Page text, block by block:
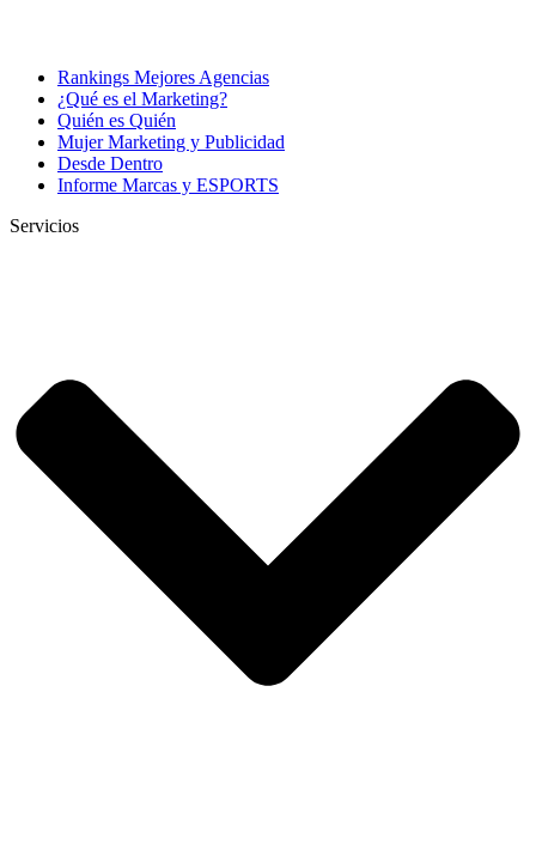
Rankings Mejores Agencias
¿Qué es el Marketing?
Quién es Quién
Mujer Marketing y Publicidad
Desde Dentro
Informe Marcas y ESPORTS
Servicios